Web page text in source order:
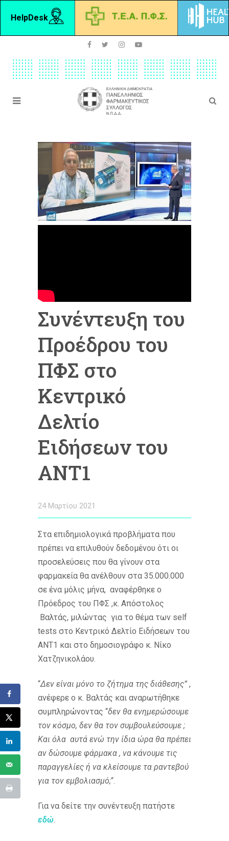
HelpDesk
Συνέντευξη του
Προέδρου του
ΠΦΣ στο
Κεντρικό
Δελτίο
Ειδήσεων του
ΑΝΤ1
24 Μαρτίου 2021
Στα επιδημιολογικά προβλήματα που
πρέπει να επιλυθούν δεδομένου ότι οι
προσελεύσεις που θα γίνουν στα
φαρμακεία θα ανέλθουν στα 35.000.000
σε ένα μόλις μήνα, αναφέρθηκε ο
Πρόεδρος του ΠΦΣ ,κ. Απόστολος
Βαλτάς, μιλώντας για το θέμα των self
tests στο Κεντρικό Δελτίο Ειδήσεων του
ΑΝΤ1 και στο δημοσιογράφο κ. Νίκο
Χατζηνικολάου.
“Δεν είναι μόνο το ζήτημα της διάθεσης” ,
ανέφερε ο κ. Βαλτάς και αναρωτήθηκε
συμπληρώνοντας “δεν θα ενημερώσουμε
τον κόσμο, δεν θα τον συμβουλεύσουμε ;
Και όλα αυτά ενώ την ίδια ώρα θα πρέπει
αν δώσουμε φάρμακα , να κάνουμε τις
παραγγελίες ή να κλείσουμε τα ραντεβού
για τον εμβολιασμό;“.
Για να δείτε την συνέντευξη πατήστε
εδώ